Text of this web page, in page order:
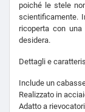
poiché le stele
scientificamente.
ricoperta con
desidera.
Dettagli e
Include un
Realizzato in
Adatto a